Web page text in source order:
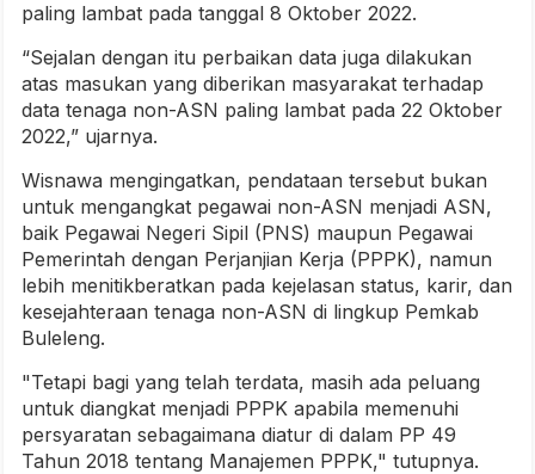
paling lambat pada tanggal 8 Oktober 2022.
“Sejalan dengan itu perbaikan data juga dilakukan
atas masukan yang diberikan masyarakat terhadap
data tenaga non-ASN paling lambat pada 22 Oktober
2022,” ujarnya.
Wisnawa mengingatkan, pendataan tersebut bukan
untuk mengangkat pegawai non-ASN menjadi ASN,
baik Pegawai Negeri Sipil (PNS) maupun Pegawai
Pemerintah dengan Perjanjian Kerja (PPPK), namun
lebih menitikberatkan pada kejelasan status, karir, dan
kesejahteraan tenaga non-ASN di lingkup Pemkab
Buleleng.
"Tetapi bagi yang telah terdata, masih ada peluang
untuk diangkat menjadi PPPK apabila memenuhi
persyaratan sebagaimana diatur di dalam PP 49
Tahun 2018 tentang Manajemen PPPK," tutupnya.